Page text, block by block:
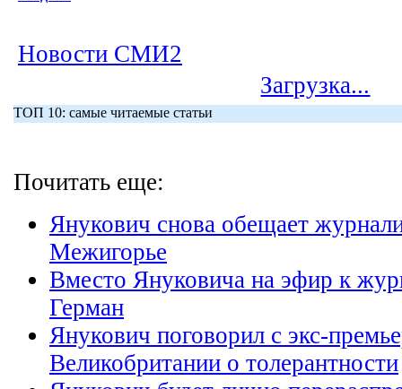
Новости СМИ2
Загрузка...
ТОП 10: самые читаемые статьи
Почитать еще:
Янукович снова обещает
Межигорье
Вместо Януковича на эфир к
Герман
Янукович поговорил с экс-
Великобритании о толерантности